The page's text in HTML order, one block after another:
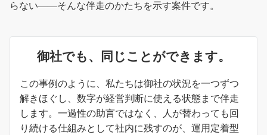
らない——そんな伴走のかたちを示す案件です。
御社でも、同じことができます。
この事例のように、私たちは御社の状況を一つずつ
解きほぐし、数字が経営判断に使える状態まで伴走
します。一過性の助言ではなく、人が替わっても回
り続ける仕組みとして社内に残すのが、運用定着型